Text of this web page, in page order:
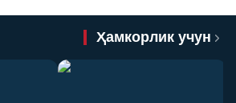
Ҳамкорлик учун